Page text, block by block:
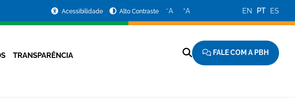
Acessibilidade Alto Contraste −A +A EN PT ES
TRANSPARÊNCIA FALE COM A PBH